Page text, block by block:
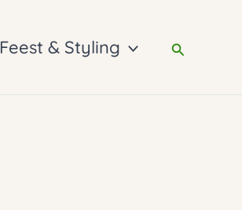
Feest & Styling Zoeken